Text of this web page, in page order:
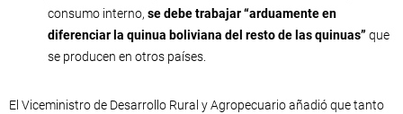
consumo interno, se debe trabajar “arduamente en
diferenciar la quinua boliviana del resto de las quinuas” que
se producen en otros países.
El Viceministro de Desarrollo Rural y Agropecuario añadió que tanto